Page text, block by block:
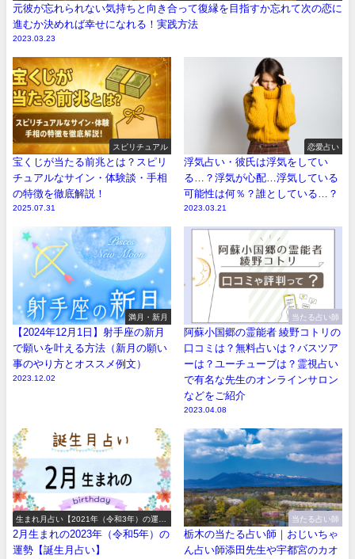
元彼が忘れられない気持ちと向き合って復縁を目指すか忘れて次の恋に
進むか決めれば幸せになれる！実践方法
2023.03.23
スピリチュアル
宝くじが当たる前兆とは？スピリ
チュアルなサイン・体験談・手相
の特徴を徹底解説！
2025.07.31
恋愛占い
浮気占い・彼氏は浮気をしてい
る…？浮気が心配…浮気している
可能性は何％？誰としている…？
2023.03.21
満月・新月
【2024年12月1日】射手座の新月
で願いを叶える方法（新月の願い
事のやり方とオススメ例文）
2023.12.02
当たる占い師
阿蘇小国郷の霊能者 綾野コトリの
口コミは？無料占いは？バスツア
ーは？ユーチューブは？霊視占い
で有名な先生のオンラインサロン
などをご紹介
2023.04.08
生まれ月占い【2021年（令和3年）の運
勢】
2月生まれの2023年（令和5年）の
運勢【誕生月占い】
当たる占い師
栃木の当たる占い師｜おじいちゃ
ん占い師添田先生や宇都宮のカオ